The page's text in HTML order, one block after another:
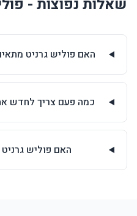
שאלות נפוצות -
האם פוליש גרניט
כמה פעם צריך לחדש
האם פוליש